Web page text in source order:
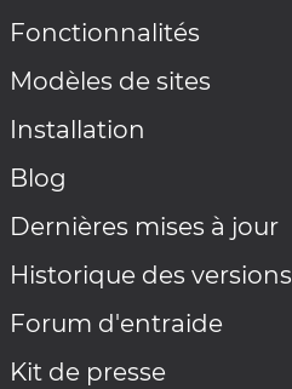
Fonctionnalités
Modèles de sites
Installation
Blog
Dernières mises à jour
Historique des versions
Forum d'entraide
Kit de presse